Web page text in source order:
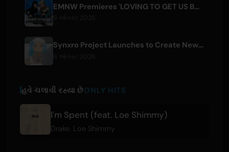
EMNW Premieres 'LOVING TO GET US BY' Music Video on August 7
Synxro Project Launches to Create New IP from Fictional Anime Openings
હવે ચલાવી રહ્યા છેONLY HITS
I'm Spent (feat. Loe Shimmy)
Drake Loe Shimmy